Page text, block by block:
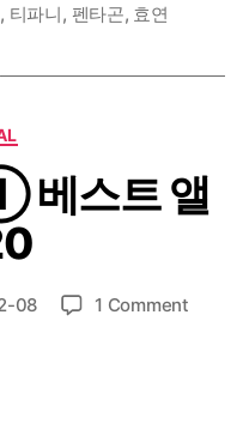
, 티파니, 펜타곤, 효연
베스트 앨
08 1 Commenton